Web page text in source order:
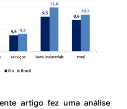
artigo fez uma análise